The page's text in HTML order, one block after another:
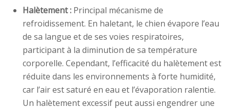
Halètement : Principal mécanisme de
refroidissement. En haletant, le chien évapore l’eau
de sa langue et de ses voies respiratoires,
participant à la diminution de sa température
corporelle. Cependant, l’efficacité du halètement est
réduite dans les environnements à forte humidité,
car l’air est saturé en eau et l’évaporation ralentie.
Un halètement excessif peut aussi engendrer une